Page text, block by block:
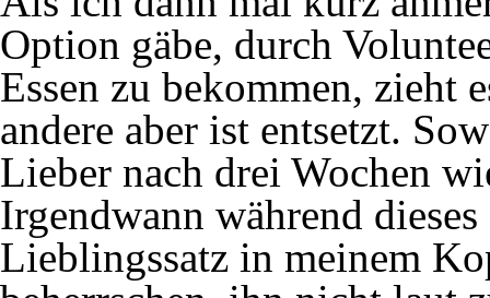
Option gäbe, durch
Essen zu bekommen, zieht
andere aber ist entsetzt.
Lieber nach drei Wochen
Irgendwann während
Lieblingssatz in meinem